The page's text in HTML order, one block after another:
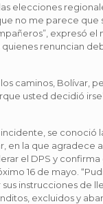
elecciones
no me parece que
expresó el
renuncian
caminos, Bolívar,
usted decidió
se conoció
en la que agradece
el DPS y confirma
16 de mayo.
instrucciones de
excluidos y